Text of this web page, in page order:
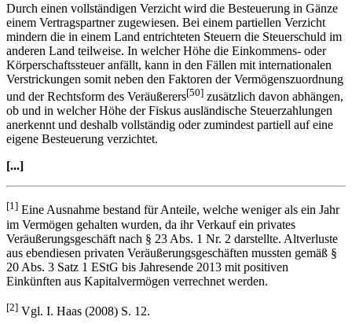
Durch einen vollständigen Verzicht wird die Besteuerung in Gänze
einem Vertragspartner zugewiesen. Bei einem partiellen Verzicht
mindern die in einem Land entrichteten Steuern die Steuerschuld im
anderen Land teilweise. In welcher Höhe die Einkommens- oder
Körperschaftssteuer anfällt, kann in den Fällen mit internationalen
Verstrickungen somit neben den Faktoren der Vermögenszuordnung
und der Rechtsform des Veräußerers[50] zusätzlich davon abhängen,
ob und in welcher Höhe der Fiskus ausländische Steuerzahlungen
anerkennt und deshalb vollständig oder zumindest partiell auf eine
eigene Besteuerung verzichtet.
[...]
[1] Eine Ausnahme bestand für Anteile, welche weniger als ein Jahr
im Vermögen gehalten wurden, da ihr Verkauf ein privates
Veräußerungsgeschäft nach § 23 Abs. 1 Nr. 2 darstellte. Altverluste
aus ebendiesen privaten Veräußerungsgeschäften mussten gemäß §
20 Abs. 3 Satz 1 EStG bis Jahresende 2013 mit positiven
Einkünften aus Kapitalvermögen verrechnet werden.
[2] Vgl. I. Haas (2008) S. 12.